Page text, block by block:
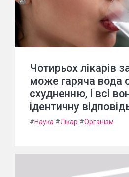
Чотирьох лікарів
може гаряча вода
схудненню, і всі
ідентичну
#Наука #Лікар #Організм